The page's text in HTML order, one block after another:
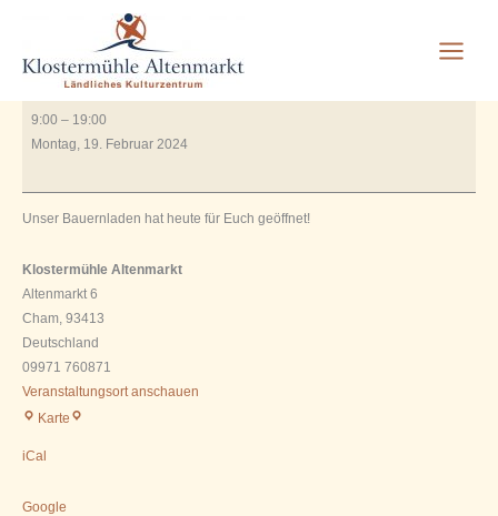
springen
Bauernladen geöffnet
VonRauscher_2606/Juli 3, 2023
9:00 – 19:00
Montag, 19. Februar 2024
Unser Bauernladen hat heute für Euch geöffnet!
Klostermühle Altenmarkt
Altenmarkt 6
Cham, 93413
Deutschland
09971 760871
Veranstaltungsort anschauen
Karte Klostermühle
iCal
Google